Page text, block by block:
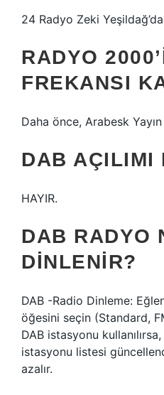
24 Radyo Zeki
RADYO
FREKANSI
Daha önce, Arabesk
DAB AÇILIMI
HAYIR.
DAB RADYO
DINLENIR?
DAB -Radio Dinleme:
öğesini seçin (Standard,
DAB istasyonu
istasyonu listesi
azalır.